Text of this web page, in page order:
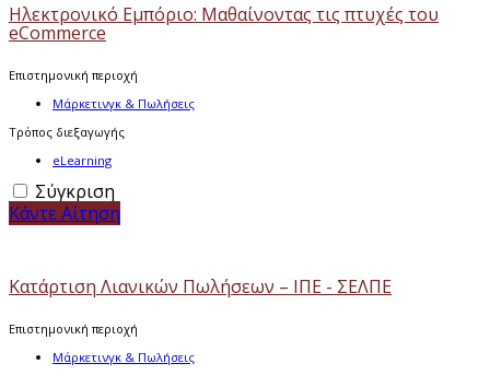
Ηλεκτρονικό Εμπόριο: Μαθαίνοντας τις πτυχές του
eCommerce
Επιστημονική περιοχή
Μάρκετινγκ & Πωλήσεις
Τρόπος διεξαγωγής
eLearning
Σύγκριση
Κάντε Αίτηση
Κατάρτιση Λιανικών Πωλήσεων – ΙΠΕ - ΣΕΛΠΕ
Επιστημονική περιοχή
Μάρκετινγκ & Πωλήσεις